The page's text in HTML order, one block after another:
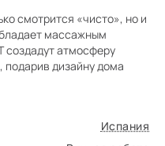
смотрится «чисто», но и
массажным
создадут атмосферу
подарив дизайну дома
Испания